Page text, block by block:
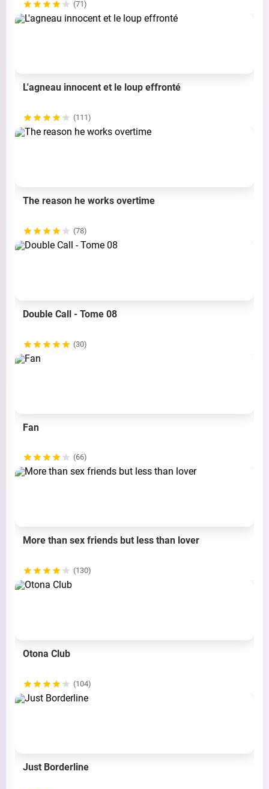
(71)
L'agneau innocent et le loup effronté
(111)
The reason he works overtime
(78)
Double Call - Tome 08
(30)
Fan
(66)
More than sex friends but less than lover
(130)
Otona Club
(104)
Just Borderline